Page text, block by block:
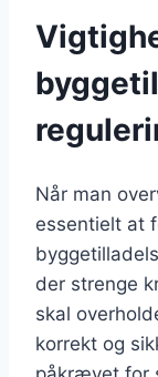
Når man
essentielt at
der strenge
skal
korrekt og